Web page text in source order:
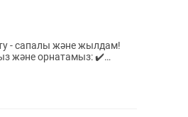
- сапалы және жылдам!